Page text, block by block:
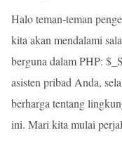
Halo teman-teman
kita akan mendalami
berguna dalam PHP:
asisten pribad Anda,
berharga tentang
ini. Mari kita mulai